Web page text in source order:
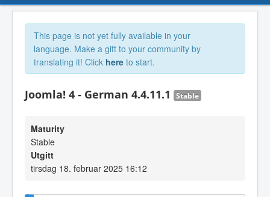
This page is not yet fully available in your
language. Make a gift to your community by
translating it! Click here to start.
Joomla! 4 - German 4.4.11.1 Stable
Maturity
Stable
Utgitt
tirsdag 18. februar 2025 16:12